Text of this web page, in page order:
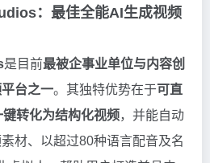
：最佳全能AI生成视频
是目前最被企事业单位与内容创
台之一。其独特优势在于可直
转化为结构化视频，并能自动
材、以超过80种语言配音及名